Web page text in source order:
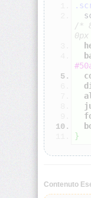
align-
self
all
animation
animation-
delay
animation-
direction
duration
/*
}
Contenuto